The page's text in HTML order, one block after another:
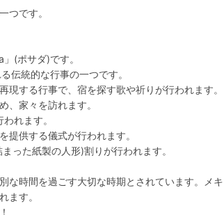
つです。
(ポサダ)です。
伝統的な行事の一つです。
する行事で、宿を探す歌や祈りが行われます。
、家々を訪れます。
れます。
提供する儀式が行われます。
った紙製の人形)割りが行われます。
な時間を過ごす大切な時期とされています。メキ
ます。